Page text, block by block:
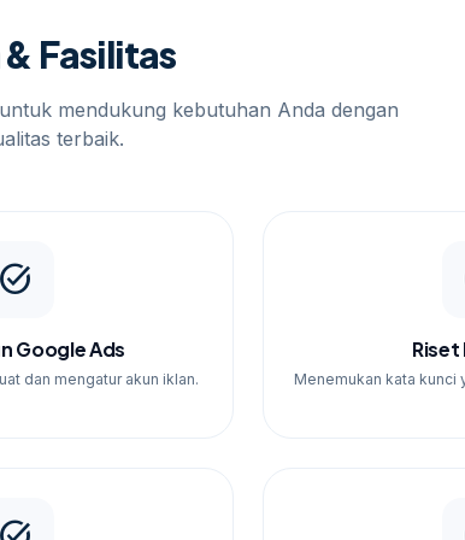
Fasilitas
mendukung kebutuhan Anda dengan
terbaik.
task_alt
Google Ads
dan mengatur akun iklan. Menemukan kata kunci